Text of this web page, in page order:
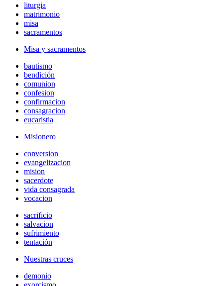
liturgia
matrimonio
misa
sacramentos
Misa y sacramentos
bautismo
bendición
comunion
confesion
confirmacion
consagracion
eucaristia
Misionero
conversion
evangelizacion
mision
sacerdote
vida consagrada
vocacion
sacrificio
salvacion
sufrimiento
tentación
Nuestras cruces
demonio